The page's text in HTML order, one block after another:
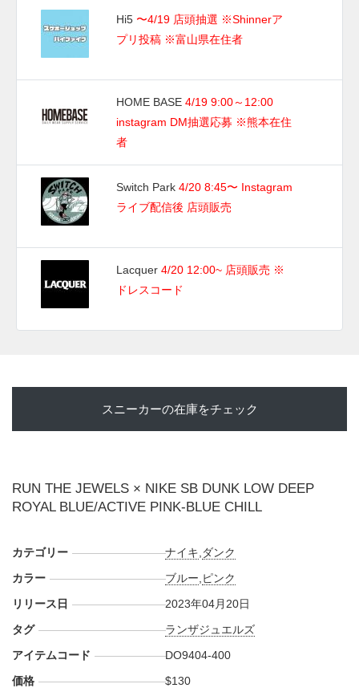
Hi5 〜4/19 店頭抽選 ※Shinnerア
プリ投稿 ※富山県在住者
HOME BASE 4/19 9:00～12:00
instagram DM抽選応募 ※熊本在住
者
Switch Park 4/20 8:45〜 Instagram
ライブ配信後 店頭販売
Lacquer 4/20 12:00~ 店頭販売 ※
ドレスコード
スニーカーの在庫をチェック
RUN THE JEWELS × NIKE SB DUNK LOW DEEP
ROYAL BLUE/ACTIVE PINK-BLUE CHILL
カテゴリー ナイキ ダンク
カラー
ブルー ピンク
リリース日
2023年04月20日
タグ
ランザジュエルズ
アイテムコード
DO9404-400
価格
$130